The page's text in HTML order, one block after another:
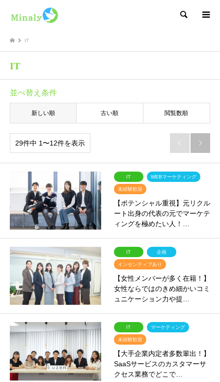
検索
IT
IT
並べ替え条件
新しい順 古い順 閲覧数順
29件中 1〜12件を表示  
IT WEBマーケティング
未経験歓迎
【ポテンシャル重視】元リクル
ート出身の代表の元でマーケテ
ィングを極めたい人！…
IT 企画
インセンティブあり
【女性メンバーが多く在籍！】
女性ならではのきめ細かいコミ
ュニケーション力や提…
IT マーケティング
未経験歓迎
【大手企業内定者多数輩出！】
SaaSサービスのカスタマーサ
クセス業務でどこで…